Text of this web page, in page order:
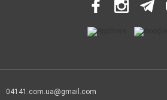
04141.com.ua@gmail.com